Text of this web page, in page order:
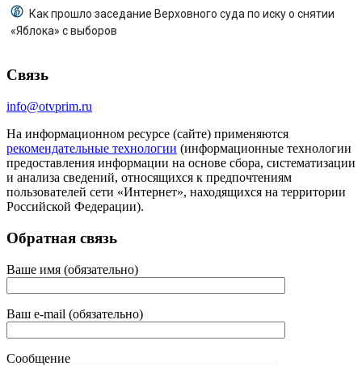
Как прошло заседание Верховного суда по иску о снятии
«Яблока» с выборов
Связь
info@otvprim.ru
На информационном ресурсе (сайте) применяются
рекомендательные технологии (информационные технологии
предоставления информации на основе сбора, систематизации
и анализа сведений, относящихся к предпочтениям
пользователей сети «Интернет», находящихся на территории
Российской Федерации).
Обратная связь
Ваше имя (обязательно)
Ваш e-mail (обязательно)
Сообщение